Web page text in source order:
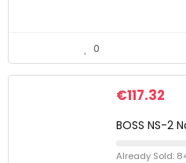
0
€117.32
BOSS NS-2
Already Sold: